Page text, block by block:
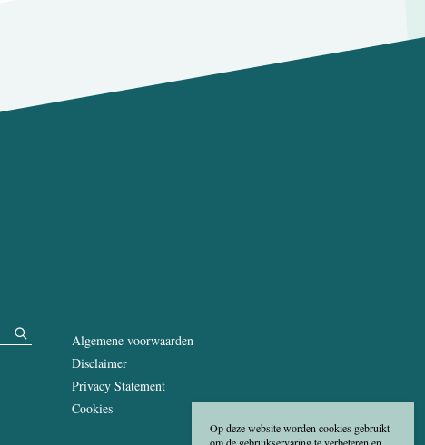
Op deze website worden cookies gebruikt
Algemene voorwaarden
Disclaimer
Privacy Statement
Cookies